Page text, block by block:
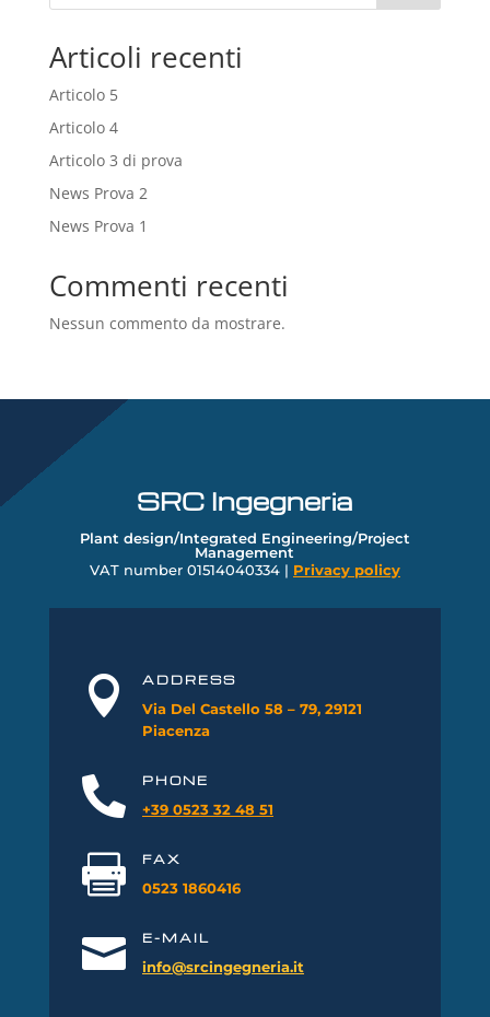
Articoli recenti
Articolo 5
Articolo 4
Articolo 3 di prova
News Prova 2
News Prova 1
Commenti recenti
Nessun commento da mostrare.
SRC Ingegneria
Plant design/Integrated Engineering/Project
Management
VAT number 01514040334 | Privacy policy
 ADDRESS
Via Del Castello 58 – 79, 29121
Piacenza
 PHONE
+39 0523 3248 51
 FAX
0523 1860416
 E-MAIL
info@srcingegneria.it